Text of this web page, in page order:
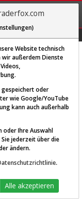
REGIS-
TRIEREN
für
von
Website technisch
außerdem Dienste
oder
wie Google/YouTube
kann auch außerhalb
oder Ihre Auswahl
jederzeit über die
ändern.
.
Alle akzeptieren